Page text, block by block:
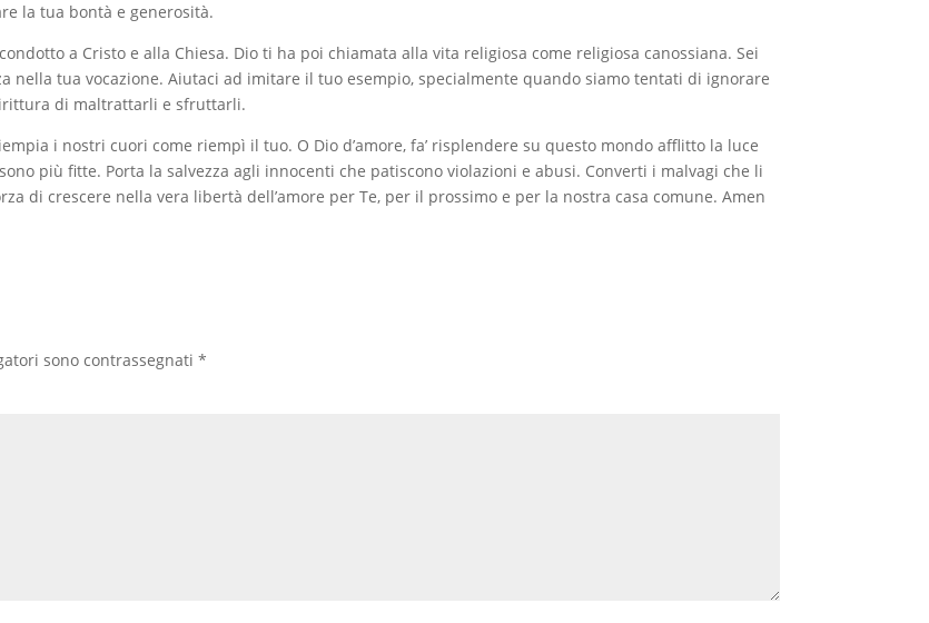
la tua bontà e generosità.
a Cristo e alla Chiesa. Dio ti ha poi chiamata alla vita religiosa come religiosa canossiana. Sei
nella tua vocazione. Aiutaci ad imitare il tuo esempio, specialmente quando siamo tentati di ignorare
di maltrattarli e sfruttarli.
i nostri cuori come riempì il tuo. O Dio d’amore, fa’ risplendere su questo mondo afflitto la luce
più fitte. Porta la salvezza agli innocenti che patiscono violazioni e abusi. Converti i malvagi che li
di crescere nella vera libertà dell’amore per Te, per il prossimo e per la nostra casa comune. Amen
sono contrassegnati*